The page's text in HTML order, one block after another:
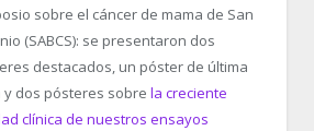
sobre el cáncer de mama de San
(SABCS): se presentaron dos
destacados, un póster de última
y dos pósteres sobre la creciente
clínica de nuestros ensayos